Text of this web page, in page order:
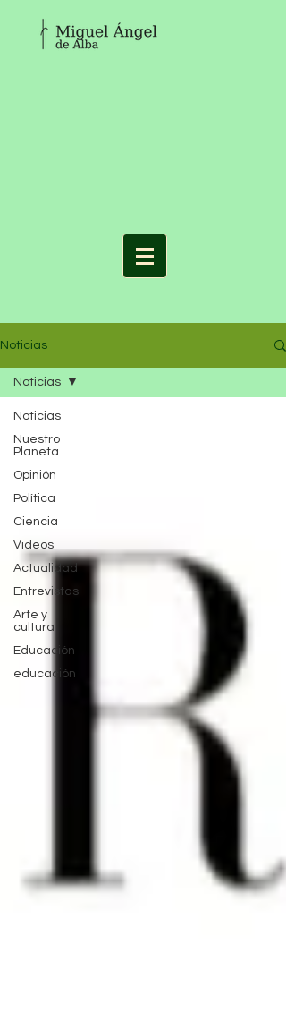
Noticias
Noticias
Nuestro
Planeta
Opinión
Política
Ciencia
Videos
Actualidad
Entrevistas
Arte y
cultura
Educación
educación
Noticias